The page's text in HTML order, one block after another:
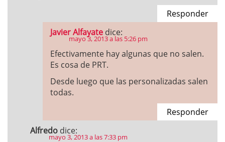
Responder
Javier Alfayate dice:
mayo 3, 2013 a las 5:26 pm
Efectivamente hay algunas que no salen.
Es cosa de PRT.
Desde luego que las personalizadas salen
todas.
Responder
Alfredo dice:
mayo 3, 2013 a las 7:33 pm